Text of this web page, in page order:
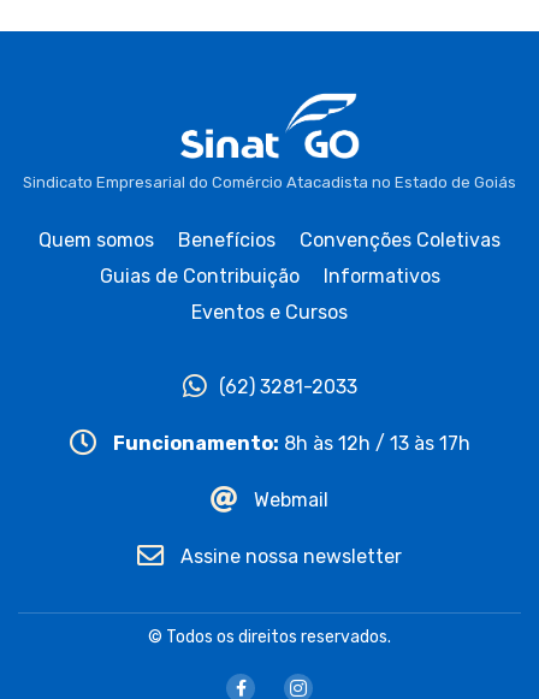
Sindicato Empresarial do Comércio Atacadista no Estado de Goiás
Quem somos Benefícios
Convenções Coletivas
Guias de Contribuição
Informativos
Eventos e Cursos
(62) 3281-2033
Funcionamento: 8h às 12h / 13 às 17h
Webmail
Assine nossa newsletter
© Todos os direitos reservados.